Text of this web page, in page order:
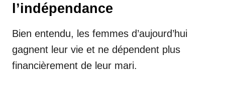
l’indépendance
Bien entendu, les femmes d’aujourd’hui
gagnent leur vie et ne dépendent plus
financièrement de leur mari.